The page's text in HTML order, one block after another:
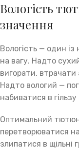
Вологість
значення
Вологість — один
на вагу. Надто
вигорати, втрачати
Надто вологий —
набиватися в
Оптимальний
перетворюватися
злипатися в